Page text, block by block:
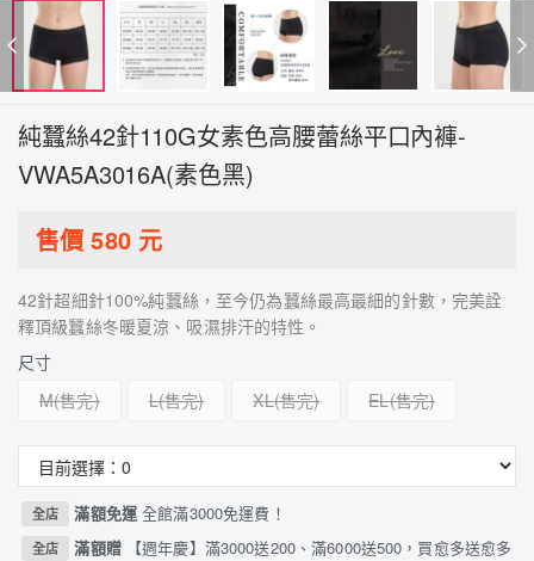
純蠶絲42針110G女素色高腰蕾絲平口內褲-
VWA5A3016A(素色黑)
售價580元
42針超細針100%純蠶絲，至今仍為蠶絲最高最細的針數，完美詮
釋頂級蠶絲冬暖夏涼、吸濕排汗的特性。
尺寸
M
L XL EL
全店 滿額免運全館滿3000免運費！
全店 滿額贈 【週年慶】滿3000送200、滿6000送500，買愈多送愈多